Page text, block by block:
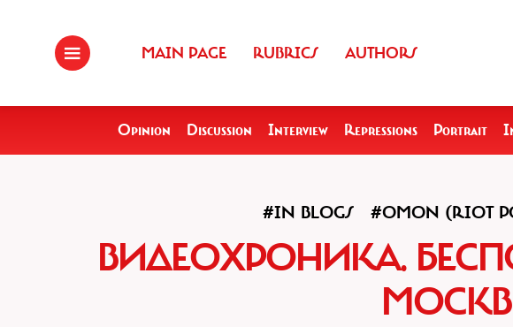
MAIN PAGE RUBRICS AUTHORS
Opinion Discussion Interview Repressions Portrait
#IN BLOGS #OMON (RIOT
ВИДЕОХРОНИКА.